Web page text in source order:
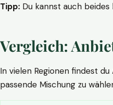
Tipp: Du kannst auch
Vergleich:
In vielen Regionen findest
passende Mischung zu